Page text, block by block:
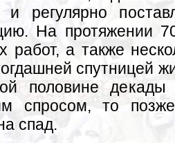
и регулярно
На протяжении
работ, а также
спутницей
половине декады
спросом, то
спад.